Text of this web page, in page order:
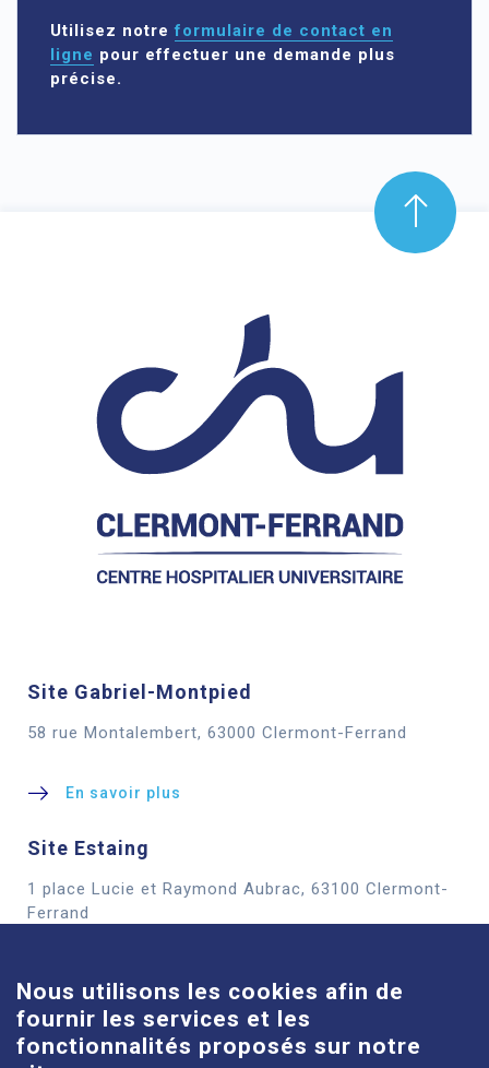
Utilisez notre formulaire de contact en
ligne pour effectuer une demande plus
précise.
Site Gabriel-Montpied
58 rue Montalembert, 63000 Clermont-Ferrand
En savoir plus
Site Estaing
1 place Lucie et Raymond Aubrac, 63100 Clermont-
Ferrand
Site Louise-Michel
Nous utilisons les cookies afin de
fournir les services et les
fonctionnalités proposés sur notre